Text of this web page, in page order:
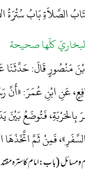
الصَّلاَةِبَابُ سُتْرَةُ
كلّها صحيحة
مَنْصُورٍ قَالَ: حَدَّثَنَا
عَنِ ابْنِ عُمَرَ: «أَنَّ
فَتُوضَعُ بَيْنَ
فَمِنْ ثَمَّ اتَّخَذَهَا
و مسائل(باب: امام کا سترہ